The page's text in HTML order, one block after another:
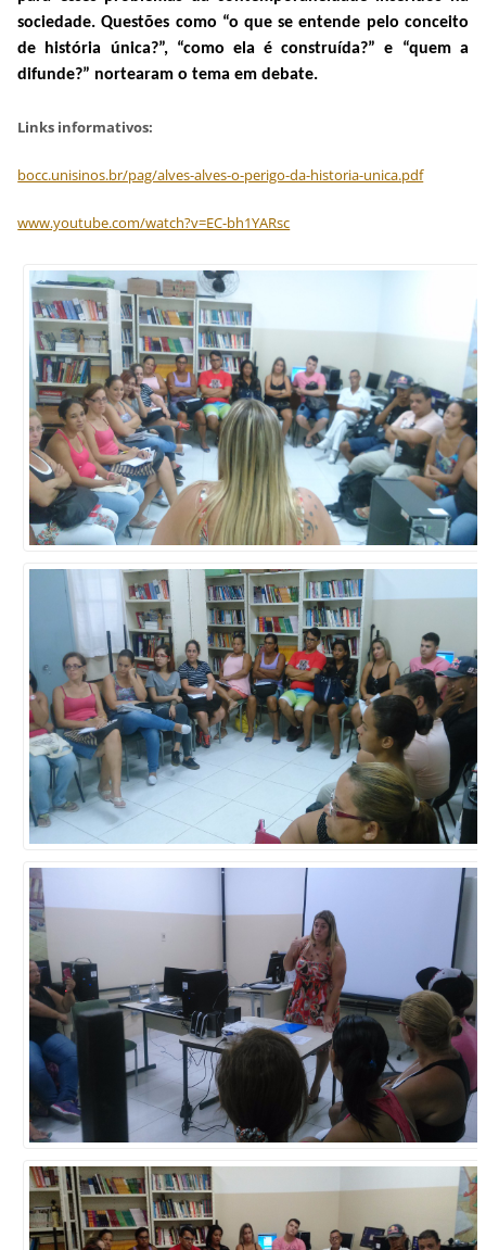
sociedade. Questões como “o que se entende pelo conceito
de história única?”, “como ela é construída?” e “quem a
difunde?” nortearam o tema em debate.
Links informativos:
bocc.unisinos.br/pag/alves-alves-o-perigo-da-historia-unica.pdf
www.youtube.com/watch?v=EC-bh1YARsc